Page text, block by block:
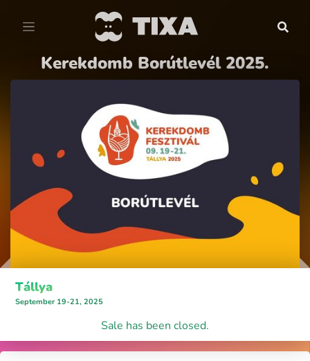
Kerekdomb Borútlevél 2025.
Tállya
September 19-21, 2025
Sale has been closed.